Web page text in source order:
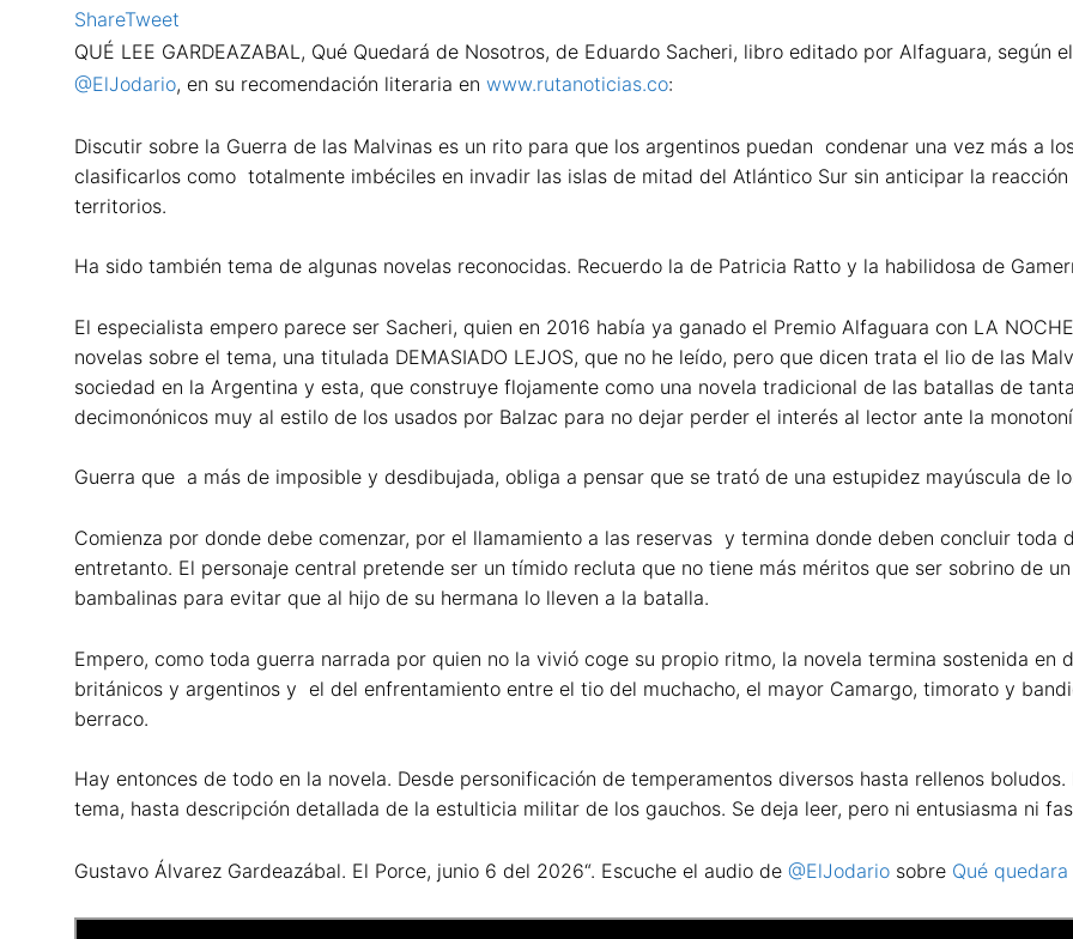
ShareTweet
QUÉ LEE GARDEAZABAL, Qué Quedará de Nosotros, de Eduardo Sacheri, libro editado por Alfaguara, según el
@ElJodario, en su recomendación literaria en www.rutanoticias.co:
Discutir sobre la Guerra de las Malvinas es un rito para que los argentinos puedan condenar una vez más a
clasificarlos como totalmente imbéciles en invadir las islas de mitad del Atlántico Sur sin anticipar la
territorios.
Ha sido también tema de algunas novelas reconocidas. Recuerdo la de Patricia Ratto y la habilidosa de
El especialista empero parece ser Sacheri, quien en 2016 había ya ganado el Premio Alfaguara con LA
novelas sobre el tema, una titulada DEMASIADO LEJOS, que no he leído, pero que dicen trata el lio de las
sociedad en la Argentina y esta, que construye flojamente como una novela tradicional de las batallas de
decimonónicos muy al estilo de los usados por Balzac para no dejar perder el interés al lector ante la
Guerra que a más de imposible y desdibujada, obliga a pensar que se trató de una estupidez mayúscula de
Comienza por donde debe comenzar, por el llamamiento a las reservas y termina donde deben concluir
entretanto. El personaje central pretende ser un tímido recluta que no tiene más méritos que ser sobrino de
bambalinas para evitar que al hijo de su hermana lo lleven a la batalla.
Empero, como toda guerra narrada por quien no la vivió coge su propio ritmo, la novela termina sostenida en
británicos y argentinos y el del enfrentamiento entre el tio del muchacho, el mayor Camargo, timorato y
berraco.
Hay entonces de todo en la novela. Desde personificación de temperamentos diversos hasta rellenos
tema, hasta descripción detallada de la estulticia militar de los gauchos. Se deja leer, pero ni entusiasma ni
Gustavo Álvarez Gardeazábal. El Porce, junio 6 del 2026“. Escuche el audio de @ElJodario sobre Qué